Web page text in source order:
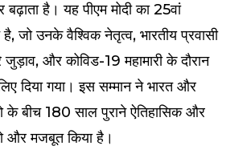
बढ़ाता है। यह पीएम मोदी का 25वां
है, जो उनके वैश्विक नेतृत्व, भारतीय प्रवासी
और कोविड-19 महामारी के दौरान
दिया गया। इस सम्मान ने भारत और
के बीच 180 साल पुराने ऐतिहासिक और
और मजबूत किया है।